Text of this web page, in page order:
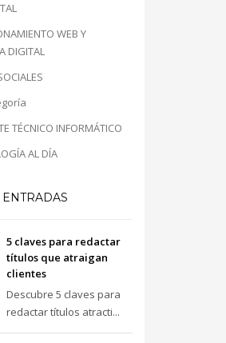
WEB Y
DIGITAL
TÉCNICO INFORMÁTICO
AL DÍA
5 claves para redactar
títulos que atraigan
clientes
Descubre 5 claves para
redactar títulos atracti...